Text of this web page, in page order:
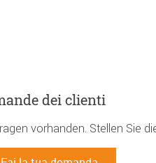
dei clienti
vorhanden. Stellen Sie